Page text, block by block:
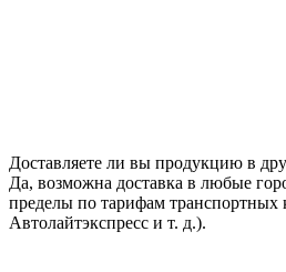
Доставляете ли вы продукцию в
Да, возможна доставка в любые
пределы по тарифам
Автолайтэкспресс и т. д.).